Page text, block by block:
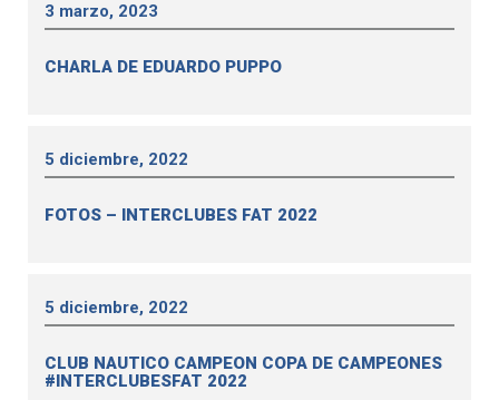
3 marzo, 2023
CHARLA DE EDUARDO PUPPO
5 diciembre, 2022
FOTOS – INTERCLUBES FAT 2022
5 diciembre, 2022
CLUB NAUTICO CAMPEON COPA DE CAMPEONES
#INTERCLUBESFAT 2022